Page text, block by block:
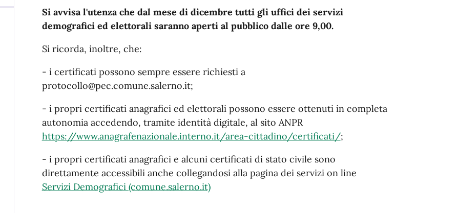
Descrizione
Si avvisa l'utenza che dal mese di dicembre tutti gli uffici dei servizi
demografici ed elettorali saranno aperti al pubblico dalle ore 9,00.
Si ricorda, inoltre, che:
- i certificati possono sempre essere richiesti a
protocollo@pec.comune.salerno.it;
- i propri certificati anagrafici ed elettorali possono essere ottenuti in completa
autonomia accedendo, tramite identità digitale, al sito ANPR
https://www.anagrafenazionale.interno.it/area-cittadino/certificati/;
- i propri certificati anagrafici e alcuni certificati di stato civile sono
direttamente accessibili anche collegandosi alla pagina dei servizi on line
Servizi Demografici (comune.salerno.it)